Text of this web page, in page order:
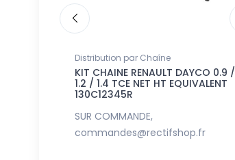
Distribution par Chaîne
KIT CHAINE RENAULT DAYCO 0.9 /
1.2 / 1.4 TCE NET HT EQUIVALENT
130C12345R
SUR COMMANDE,
commandes@rectifshop.fr